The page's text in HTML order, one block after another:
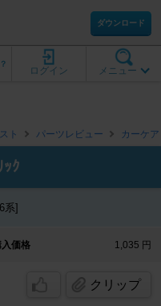
ダウンロード
メニュー
ログイン
ト パーツレビュー カーケア
ｸ
系]
入価格 1,035 円
クリップ